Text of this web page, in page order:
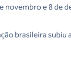
e 8 de
brasileira